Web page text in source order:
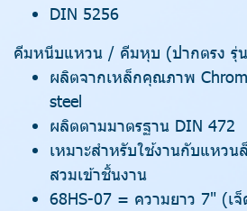
DIN 5256
คีมหนีบแหวน / คีมหุบ (ปากตรง รุ่
ผลิตจากเหล็กคุณภาพ
steel
ผลิตตามมาตรฐาน DIN 472
เหมาะสำหรับใช้งานกับแหว
สวมเข้าชิ้นงาน
68HS-07 = ความยาว 7" (เ